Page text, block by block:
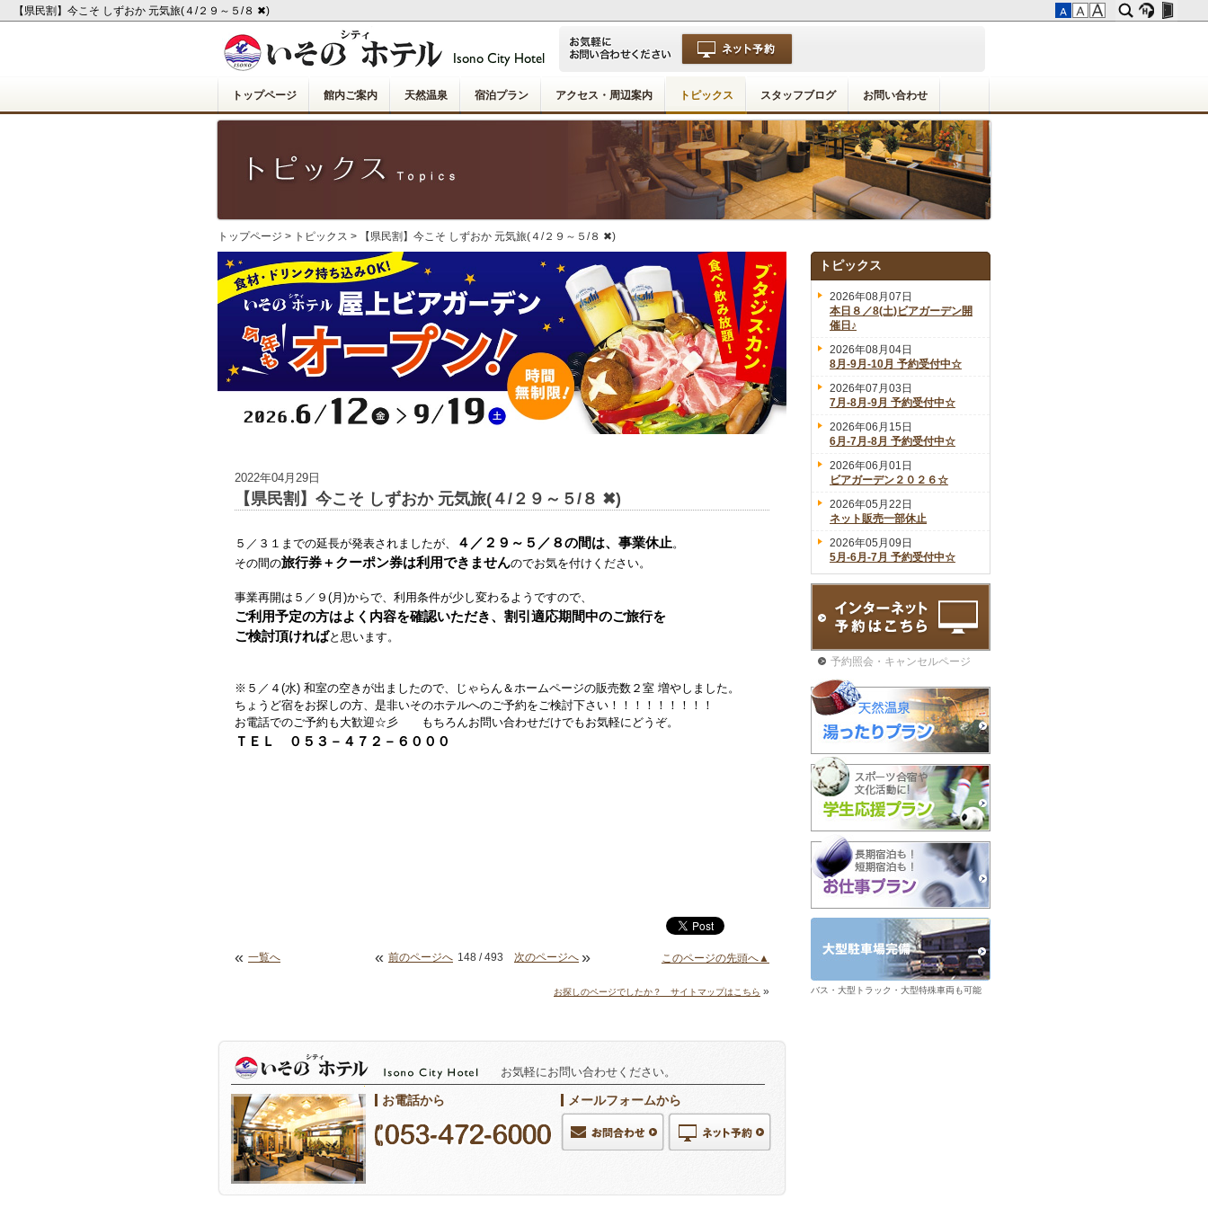
【県民割】今こそ しずおか 元気旅(４/２９～５/８ ✖)
トップページ 館内ご案内 天然温泉 宿泊プラン アクセス・周辺案内 トピックス スタッフブログ お問い合わせ
トップページ > トピックス > 【県民割】今こそ しずおか 元気旅(４/２９～５/８ ✖)
2022年04月29日
【県民割】今こそ しずおか 元気旅(４/２９～５/８ ✖)
５／３１までの延長が発表されましたが、 ４／２９～５／８の間は、事業休止。
その間の旅行券＋クーポン券は利用できませんのでお気を付けください。
事業再開は５／９(月)からで、利用条件が少し変わるようですので、
ご利用予定の方はよく内容を確認いただき、割引適応期間中のご旅行を
ご検討頂ければと思います。
※５／４(水) 和室の空きが出ましたので、じゃらん＆ホームページの販売数２室 増やしました。
ちょうど宿をお探しの方、是非いそのホテルへのご予約をご検討下さい！！！！！！！！！
お電話でのご予約も大歓迎☆彡 もちろんお問い合わせだけでもお気軽にどうぞ。
ＴＥＬ ０５３－４７２－６０００
« 一覧へ « 前のページへ 148 / 493 次のページへ » このページの先頭へ▲
お探しのページでしたか？ サイトマップはこちら »
お気軽にお問い合わせください。
お電話から メールフォームから
トピックス
2026年08月07日
本日８／8(土)ビアガーデン開
催日♪
2026年08月04日
8月-9月-10月 予約受付中☆
2026年07月03日
7月-8月-9月 予約受付中☆
2026年06月15日
6月-7月-8月 予約受付中☆
2026年06月01日
ビアガーデン２０２６☆
2026年05月22日
ネット販売一部休止
2026年05月09日
5月-6月-7月 予約受付中☆
予約照会・キャンセルページ
バス・大型トラック・大型特殊車両も可能